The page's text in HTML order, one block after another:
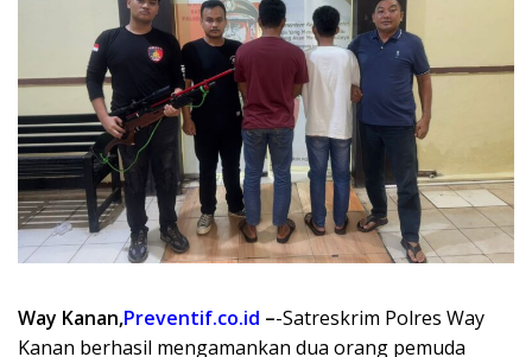
Way Kanan,Preventif.co.id –-Satreskrim Polres Way
Kanan berhasil mengamankan dua orang pemuda